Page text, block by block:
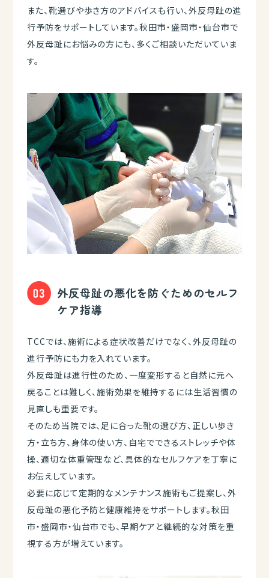
また、靴選びや歩き方のアドバイスも行い、外反母趾の進
行予防をサポートしています。秋田市・盛岡市・仙台市で
外反母趾にお悩みの方にも、多くご相談いただいていま
す。
外反母趾の悪化を防ぐためのセルフ
ケア指導
TCCでは、施術による症状改善だけでなく、外反母趾の
進行予防にも力を入れています。
外反母趾は進行性のため、一度変形すると自然に元へ
戻ることは難しく、施術効果を維持するには生活習慣の
見直しも重要です。
そのため当院では、足に合った靴の選び方、正しい歩き
方・立ち方、身体の使い方、自宅でできるストレッチや体
操、適切な体重管理など、具体的なセルフケアを丁寧に
お伝えしています。
必要に応じて定期的なメンテナンス施術もご提案し、外
反母趾の悪化予防と健康維持をサポートします。秋田
市・盛岡市・仙台市でも、早期ケアと継続的な対策を重
視する方が増えています。